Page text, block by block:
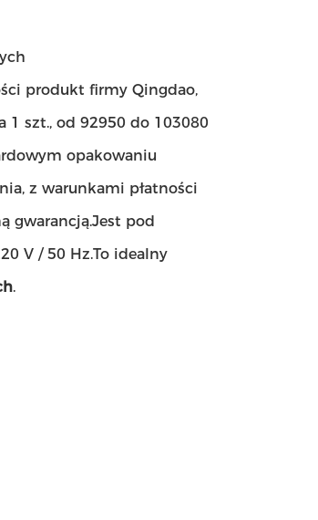
produkt firmy Qingdao,
szt., od 92950 do 103080
opakowaniu
z warunkami płatności
gwarancją.Jest pod
V / 50 Hz.To idealny
.